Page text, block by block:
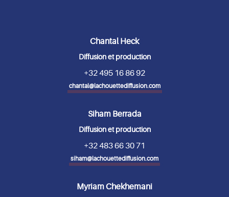
Chantal Heck
Diffusion et production
+32 495 16 86 92
chantal@lachouettediffusion.com
Siham Berrada
Diffusion et production
+32 483 66 30 71
siham@lachouettediffusion.com
Myriam Chekhemani